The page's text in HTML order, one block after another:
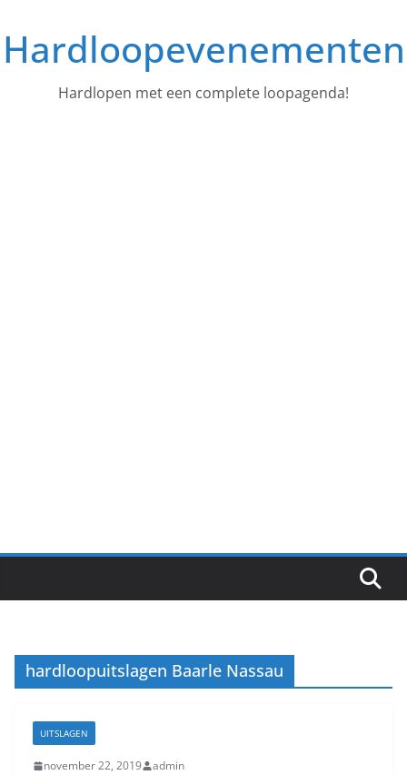
naar
deHardloopevenementen
Hardlopen met een complete loopagenda!
hardloopuitslagen Baarle Nassau
UITSLAGEN
november 22, 2019 admin